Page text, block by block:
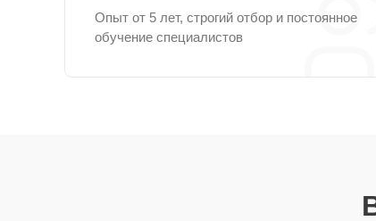
Опыт от 5 лет, строгий отбор и постоянное
обучение специалистов